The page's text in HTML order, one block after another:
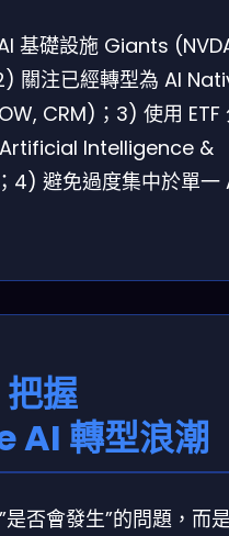
基礎設施 Giants
關注已經轉型為 AI
CRM)；3) 使用 ETF
Intelligence &
4) 避免過度集中於單一
握
AI 轉型浪潮
否會發生”的問題，而